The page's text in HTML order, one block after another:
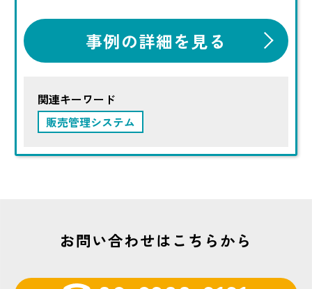
事例の詳細を見る
関連キーワード
販売管理システム
お問い合わせはこちらから